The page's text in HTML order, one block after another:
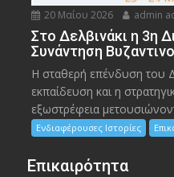
20 Μαΐου 2026 admin
Στο Δελβινάκι η 3η
Συνάντηση
Η σταθερή επένδυση του
εκπαίδευση και η
εξωστρέφεια
Ενδιαφέρουσες Ιστορίες
Επικαιρότητα